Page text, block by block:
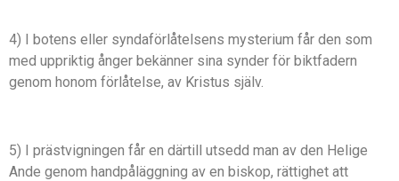
4) I botens eller syndaförlåtelsens mysterium får den som
med uppriktig ånger bekänner sina synder för biktfadern
genom honom förlåtelse, av Kristus själv.
5) I prästvigningen får en därtill utsedd man av den Helige
Ande genom handpåläggning av en biskop, rättighet att